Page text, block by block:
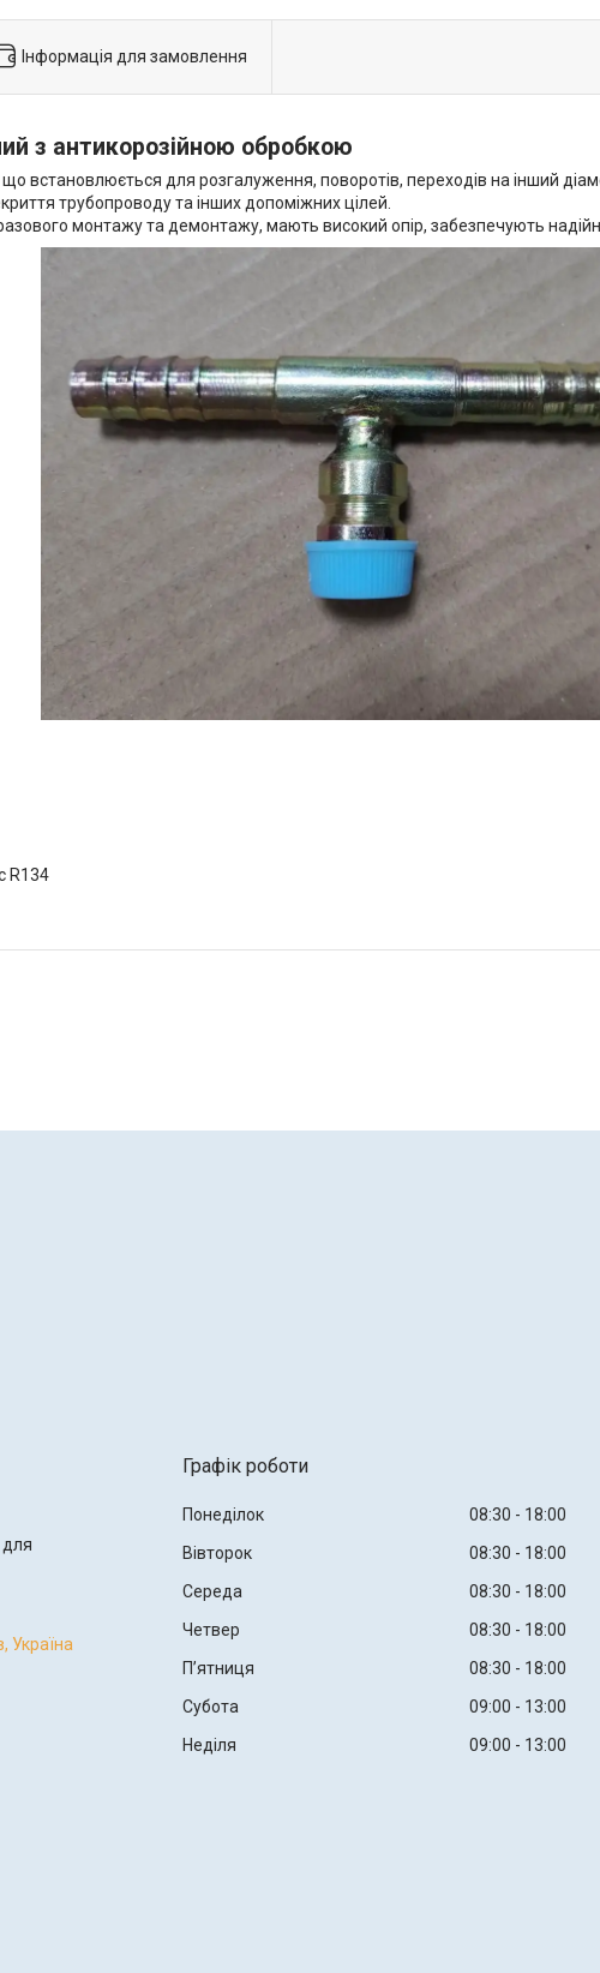
Інформація для замовлення
з антикорозійною обробкою
встановлюється для розгалуження, поворотів, переходів на інший
трубопроводу та інших допоміжних цілей.
монтажу та демонтажу, мають високий опір, забезпечують
R134
для
Україна
Графік роботи
Понеділок 08:30
18:00
Вівторок
08:30
18:00
Середа
08:30
18:00
Четвер
08:30
18:00
Пʼятниця
08:30
18:00
Субота
09:00
13:00
Неділя
09:00 13:00